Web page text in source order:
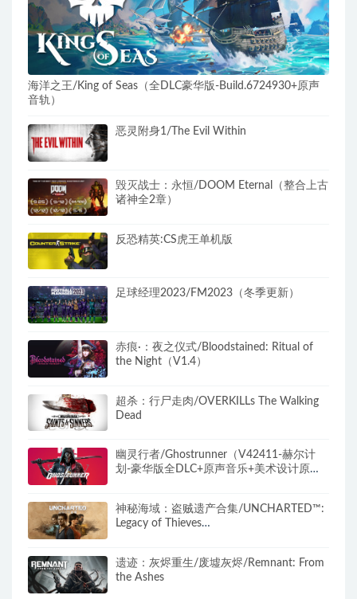
海洋之王/King of Seas（全DLC豪华版-Build.6724930+原声
音轨）
恶灵附身1/The Evil Within
毁灭战士：永恒/DOOM Eternal（整合上古
诸神全2章）
反恐精英:CS虎王单机版
足球经理2023/FM2023（冬季更新）
赤痕·：夜之仪式/Bloodstained: Ritual of
the Night（V1.4）
超杀：行尸走肉/OVERKILLs The Walking
Dead
幽灵行者/Ghostrunner（V42411-赫尔计
划-豪华版全DLC+原声音乐+美术设计原
神秘海域：盗贼遗产合集/UNCHARTED™:
Legacy of Thieves
遗迹：灰烬重生/废墟灰烬/Remnant: From
the Ashes